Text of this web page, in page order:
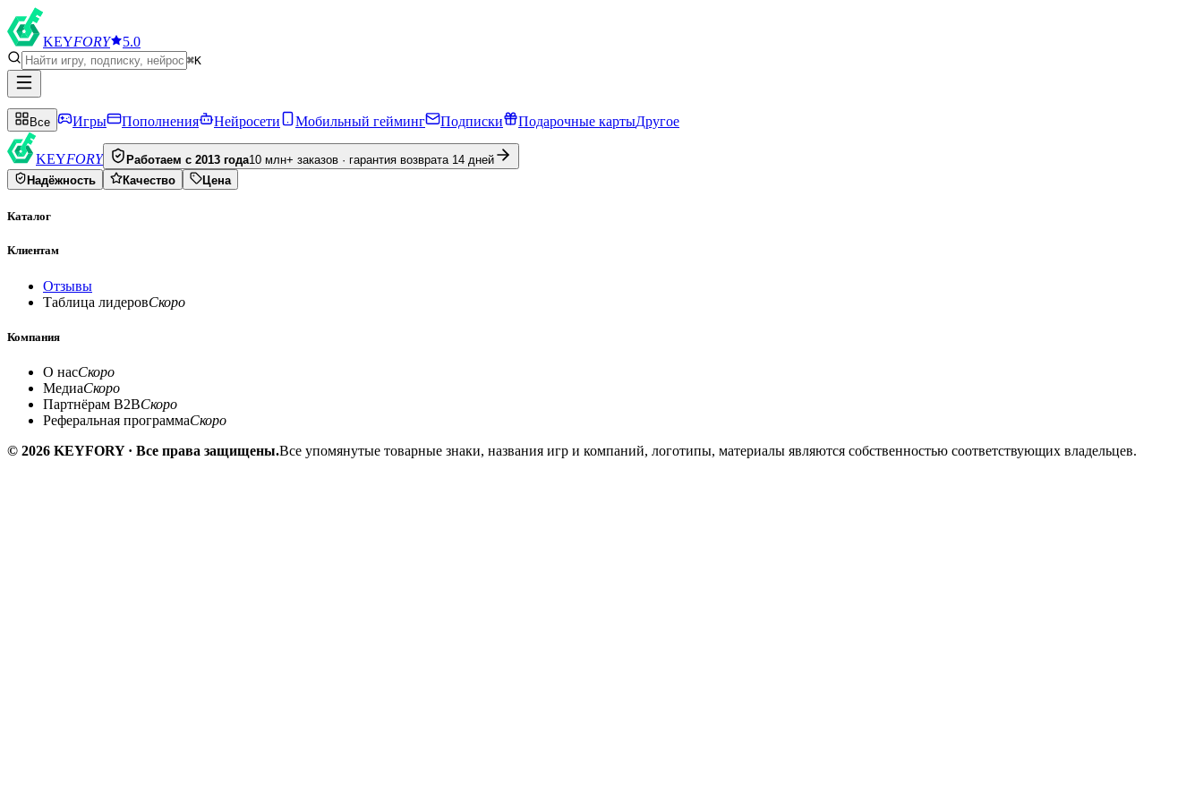
KEYFORY 5.0
⌘K
Все Игры Пополнения Нейросети Мобильный гейминг Подписки Подарочные картыДругое
KEYFORY Работаем с 2013 года10 млн+ заказов · гарантия возврата 14 дней
Надёжность
Качество Цена
Каталог
Клиентам
Отзывы
Таблица лидеровСкоро
Компания
О насСкоро
МедиаСкоро
Партнёрам B2BСкоро
Реферальная программаСкоро
© 2026 KEYFORY · Все права защищены.Все упомянутые товарные знаки, названия игр и компаний, логотипы, материалы являются собственностью соответствующих владельцев.